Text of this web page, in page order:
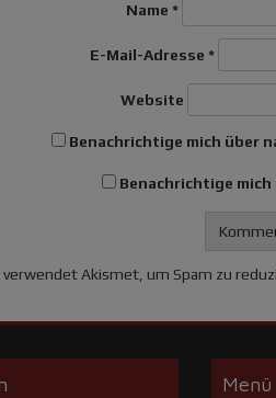
Name *
E-Mail-Adresse *
Website
Benachrichtige mich über
Benachrichtige mich
Akismet, um Spam zu
Menü